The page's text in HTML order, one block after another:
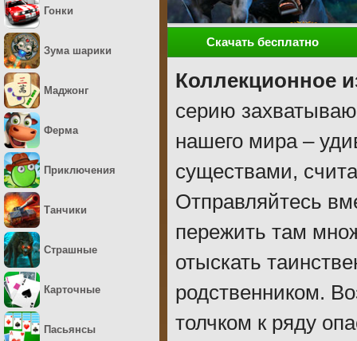
Скачать бесплатно
Коллекционное
серию
нашего мира –
существами,
Отправляйтесь
пережить там
отыскать
родственником.
толчком к ряду
Гонки
Зума шарики
Маджонг
Ферма
Приключения
Танчики
Страшные
Карточные
Пасьянсы